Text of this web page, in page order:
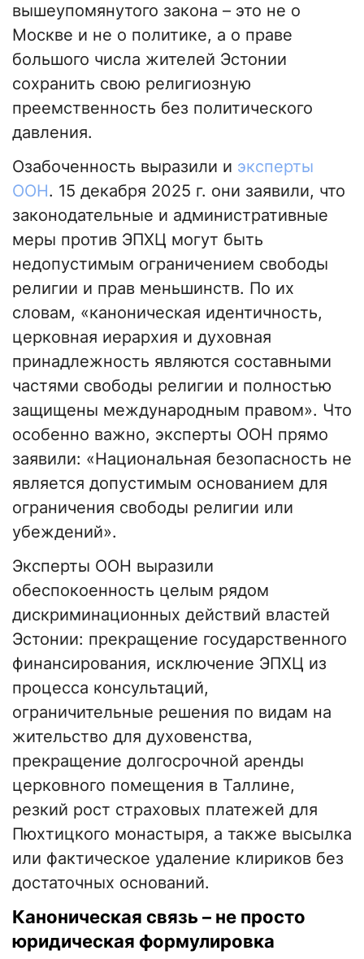
вышеупомянутого закона – это не о
Москве и не о политике, а о праве
большого числа жителей Эстонии
сохранить свою религиозную
преемственность без политического
давления.
Озабоченность выразили и эксперты
ООН. 15 декабря 2025 г. они заявили, что
законодательные и административные
меры против ЭПХЦ могут быть
недопустимым ограничением свободы
религии и прав меньшинств. По их
словам, «каноническая идентичность,
церковная иерархия и духовная
принадлежность являются составными
частями свободы религии и полностью
защищены международным правом». Что
особенно важно, эксперты ООН прямо
заявили: «Национальная безопасность не
является допустимым основанием для
ограничения свободы религии или
убеждений».
Эксперты ООН выразили
обеспокоенность целым рядом
дискриминационных действий властей
Эстонии: прекращение государственного
финансирования, исключение ЭПХЦ из
процесса консультаций,
ограничительные решения по видам на
жительство для духовенства,
прекращение долгосрочной аренды
церковного помещения в Таллине,
резкий рост страховых платежей для
Пюхтицкого монастыря, а также высылка
или фактическое удаление клириков без
достаточных оснований.
Каноническая связь – не просто
юридическая формулировка